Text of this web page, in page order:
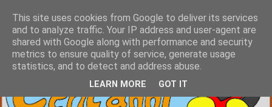
This site uses cookies from Google to deliver its services
and to analyze traffic. Your IP address and user-agent are
shared with Google along with performance and security
metrics to ensure quality of service, generate usage
statistics, and to detect and address abuse.
LEARN MORE GOT IT